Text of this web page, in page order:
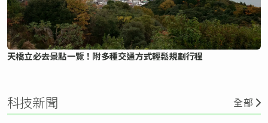
天橋立必去景點一覽！附多種交通方式輕鬆規劃行程
科技新聞 全部